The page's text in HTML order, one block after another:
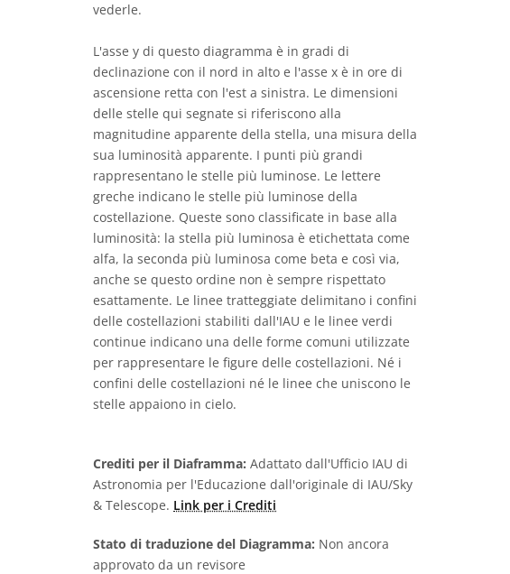
vederle.
L'asse y di questo diagramma è in gradi di
declinazione con il nord in alto e l'asse x è in ore di
ascensione retta con l'est a sinistra. Le dimensioni
delle stelle qui segnate si riferiscono alla
magnitudine apparente della stella, una misura della
sua luminosità apparente. I punti più grandi
rappresentano le stelle più luminose. Le lettere
greche indicano le stelle più luminose della
costellazione. Queste sono classificate in base alla
luminosità: la stella più luminosa è etichettata come
alfa, la seconda più luminosa come beta e così via,
anche se questo ordine non è sempre rispettato
esattamente. Le linee tratteggiate delimitano i confini
delle costellazioni stabiliti dall'IAU e le linee verdi
continue indicano una delle forme comuni utilizzate
per rappresentare le figure delle costellazioni. Né i
confini delle costellazioni né le linee che uniscono le
stelle appaiono in cielo.
Crediti per il Diaframma: Adattato dall'Ufficio IAU di
Astronomia per l'Educazione dall'originale di IAU/Sky
& Telescope. Link per i Crediti
Stato di traduzione del Diagramma: Non ancora
approvato da un revisore